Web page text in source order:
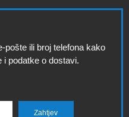
pošte ili broj telefona kako
i podatke o dostavi.